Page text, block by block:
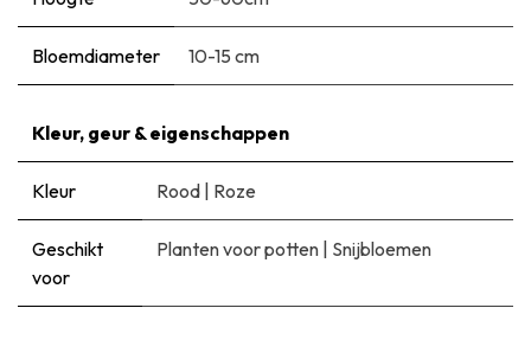
Bloemdiameter 10-15 cm
Kleur, geur & eigenschappen
Kleur Rood | Roze
Geschikt
voor
Planten voor potten | Snijbloemen